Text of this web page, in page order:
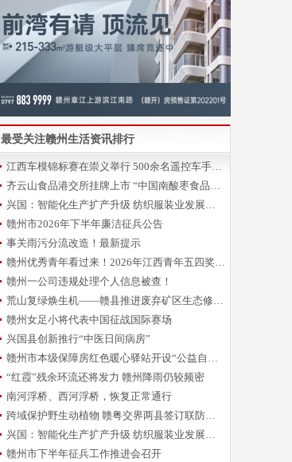
最受关注赣州生活资讯排行
江西车模锦标赛在崇义举行 500余名遥控车手指尖“飙车”
齐云山食品港交所挂牌上市 “中国南酸枣食品第一股”诞生
兴国：智能化生产扩产升级 纺织服装业发展提速
赣州市2026年下半年廉洁征兵公告
事关雨污分流改造！最新提示
赣州优秀青年看过来！2026年江西青年五四奖章申报开始啦~
赣州一公司违规处理个人信息被查！
荒山复绿焕生机——赣县推进废弃矿区生态修复纪实
赣州女足小将代表中国征战国际赛场
兴国县创新推行“中医日间病房”
赣州市本级保障房红色暖心驿站开设“公益自习室”
“红霞”残余环流还将发力 赣州降雨仍较频密
南河浮桥、西河浮桥，恢复正常通行
跨域保护野生动植物 赣粤交界两县签订联防联控协议
兴国：智能化生产扩产升级 纺织服装业发展提速
赣州市下半年征兵工作推进会召开